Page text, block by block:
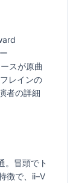
スが原曲
レインの
者の詳細
。冒頭でト
徴で、ii–V